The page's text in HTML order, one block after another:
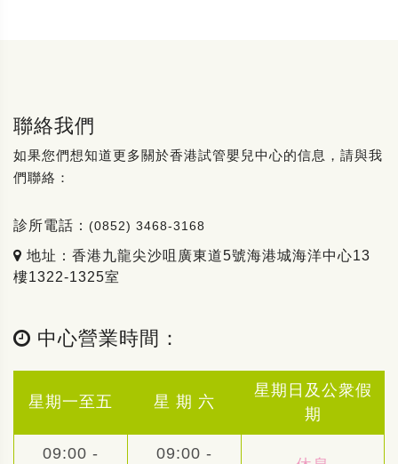
聯絡我們
如果您們想知道更多關於香港試管嬰兒中心的信息，請與我
們聯絡：
診所電話： (0852) 3468-3168
地址：香港九龍尖沙咀廣東道5號海港城海洋中心13
樓1322-1325室
中心營業時間：
星期一至五 星 期 六
星期日及公衆假
期
09:00 - 09:00 -